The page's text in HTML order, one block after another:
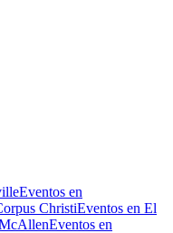
Eventos en
ChristiEventos en El
Eventos en